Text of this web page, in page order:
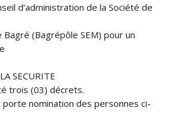
d’administration de la Société de
(Bagrépôle SEM) pour un
SECURITE
trois (03) décrets.
nomination des personnes ci-